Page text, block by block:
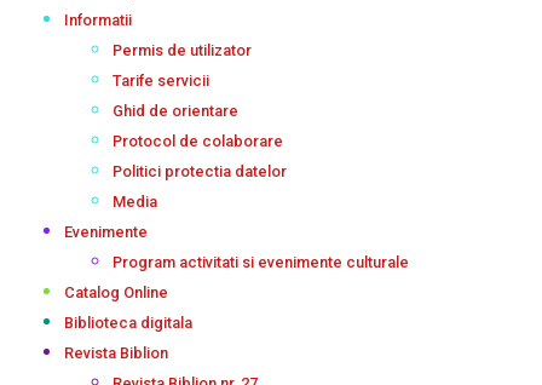
Informatii
Permis de utilizator
Tarife servicii
Ghid de orientare
Protocol de colaborare
Politici protectia datelor
Media
Evenimente
Program activitati si evenimente culturale
Catalog Online
Biblioteca digitala
Revista Biblion